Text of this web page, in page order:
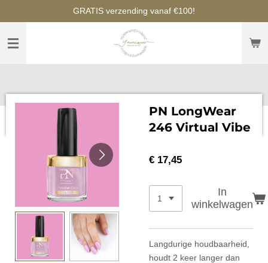
naar
hoofdinhoud
GRATIS verzending vanaf €100!
PN LongWear
246 Virtual Vibe
€ 17,45
In
winkelwagen
Langdurige houdbaarheid,
houdt 2 keer langer dan